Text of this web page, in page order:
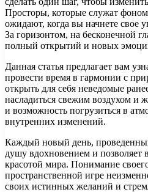
Просторы, которые служат
ожидают, когда вы начнете свое
За горизонтом, на бесконечной
полный открытий и новых
Данная статья предлагает вам
провести время в гармонии с
открыть для себя неведомые
насладиться свежим воздухом
и возможность погрузиться в
внутренних изменений.
Каждый новый день,
душу вдохновением и позволяет
красотой мира. Понимание
пространственной игре
своих истинных желаний и